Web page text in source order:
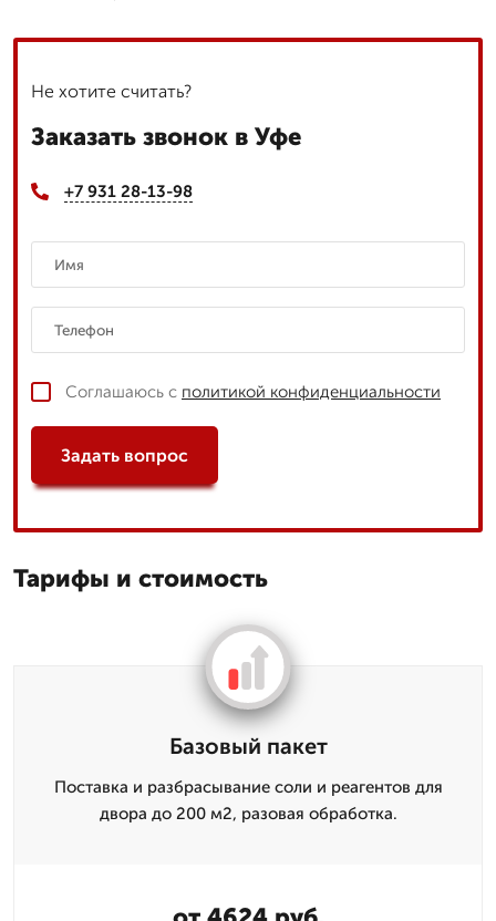
Не хотите считать?
Заказать звонок в Уфе
+7 931 28-13-98
Соглашаюсь с политикой конфиденциальности
Задать вопрос
Тарифы и стоимость
Базовый пакет
Поставка и разбрасывание соли и реагентов для
двора до 200 м2, разовая обработка.